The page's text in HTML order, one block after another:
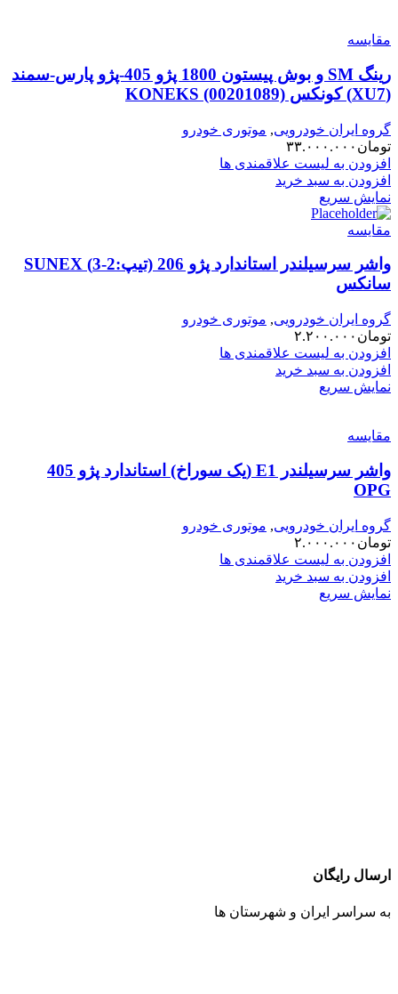
مقایسه
رینگ SM و بوش پیستون 1800 پژو 405-پژو پارس-سمند
(XU7) کونکس KONEKS (00201089)
گروه ایران خودرویی, موتوری خودرو
تومان ۳۳.۰۰۰.۰۰۰
افزودن به لیست علاقمندی ها
افزودن به سبد خرید
نمایش سریع
مقایسه
واشر سرسیلندر استاندارد پژو 206 (تیپ:2-3) SUNEX
سانکس
گروه ایران خودرویی, موتوری خودرو
تومان ۲.۲۰۰.۰۰۰
افزودن به لیست علاقمندی ها
افزودن به سبد خرید
نمایش سریع
مقایسه
واشر سرسیلندر E1 (یک سوراخ) استاندارد پژو 405
OPG
گروه ایران خودرویی, موتوری خودرو
تومان ۲.۰۰۰.۰۰۰
افزودن به لیست علاقمندی ها
افزودن به سبد خرید
نمایش سریع
ارسال رایگان
به سراسر ایران و شهرستان ها